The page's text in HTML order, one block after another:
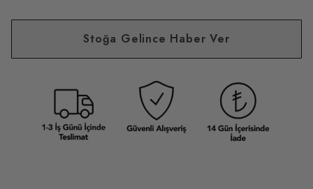
Stoğa Gelince Haber Ver